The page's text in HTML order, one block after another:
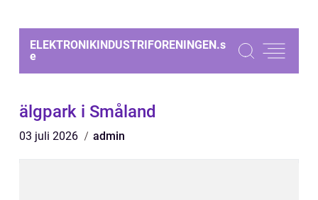
ELEKTRONIKINDUSTRIFORENINGEN.s
e
älgpark i Småland
03 juli 2026 admin